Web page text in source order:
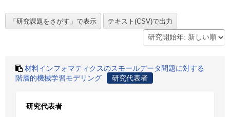
材料インフォマティクスのスモールデータ問題に対する
階層的機械学習モデリング
研究代表者
研究代表者